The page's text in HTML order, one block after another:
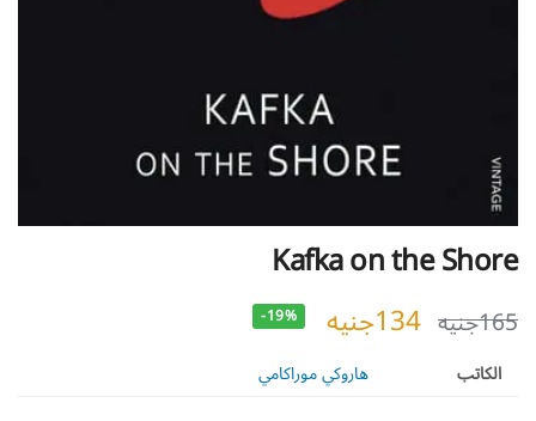
Kafka on the Shore
165جنيه 134جنيه -19%
الكاتب هاروكي موراكامي